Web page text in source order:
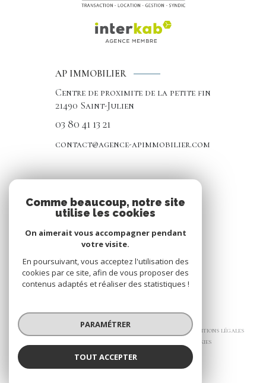
AP IMMOBILIER
Centre de proximite de la petite fin
21490 Saint-Julien
03 80 41 13 21
contact@agence-apimmobilier.com
Nous suivre
© 2026 | Tous droits réservés
Nos honoraires
Nos partenaires
Mentions légales
Cookies
Comme beaucoup, notre site
utilise les cookies
On aimerait vous accompagner pendant
votre visite.
En poursuivant, vous acceptez l'utilisation des
cookies par ce site, afin de vous proposer des
contenus adaptés et réaliser des statistiques !
PARAMÉTRER
TOUT ACCEPTER